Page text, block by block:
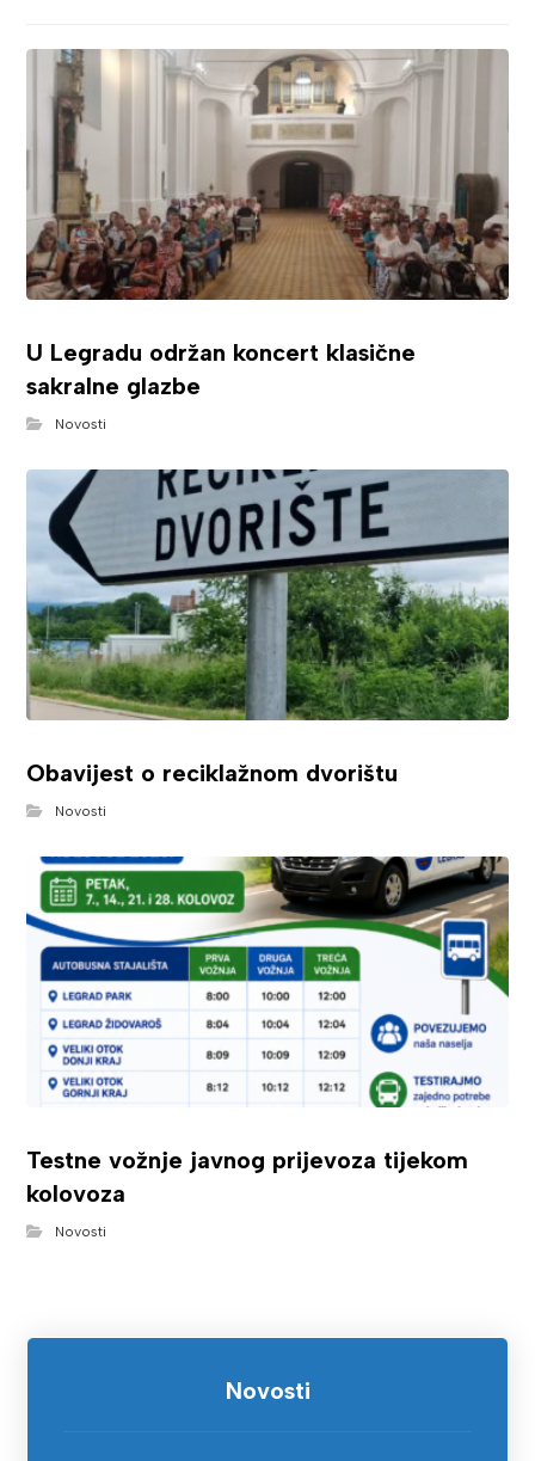
U Legradu održan koncert klasične
sakralne glazbe
Novosti
Obavijest o reciklažnom dvorištu
Novosti
Testne vožnje javnog prijevoza tijekom
kolovoza
Novosti
Novosti